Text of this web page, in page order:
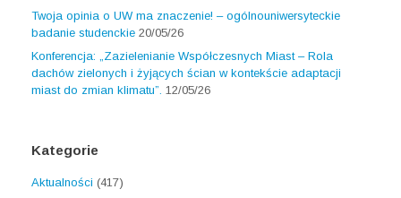
Twoja opinia o UW ma znaczenie! – ogólnouniwersyteckie
badanie studenckie 20/05/26
Konferencja: „Zazielenianie Współczesnych Miast – Rola
dachów zielonych i żyjących ścian w kontekście adaptacji
miast do zmian klimatu”. 12/05/26
Kategorie
Aktualności (417)